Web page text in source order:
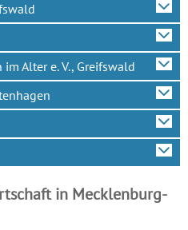
Alter e. V., Greifswald
in Mecklenburg-